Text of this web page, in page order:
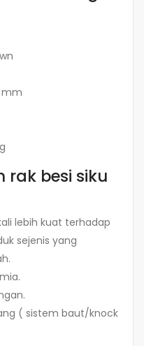
mm
rak besi siku
lebih kuat terhadap
sejenis yang
( sistem baut/knock